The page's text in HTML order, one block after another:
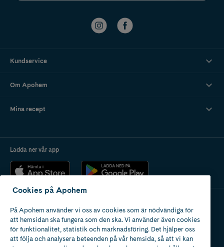
Kundservice
Om Apohem
Mina recept
Ladda ner vår app
Apotek med tillstånd
av Läkemedelsverket
Cookies på Apohem
På Apohem använder vi oss av cookies som är nödvändiga för
att hemsidan ska fungera som den ska. Vi använder även cookies
för funktionalitet, statistik och marknadsföring. Det hjälper oss
att följa och analysera beteenden på vår hemsida, så att vi kan